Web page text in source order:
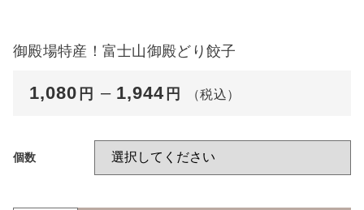
御殿場特産！富士山御殿どり餃子
1,080 円 – 1,944 円 （税込）
個数